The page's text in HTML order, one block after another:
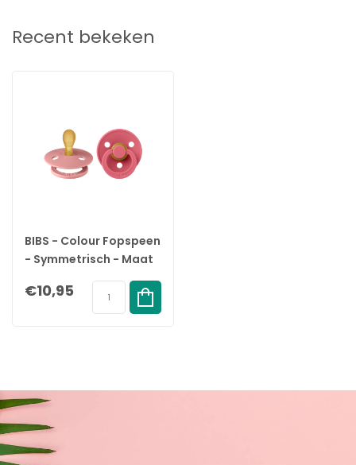
Recent bekeken
BIBS - Colour Fopspeen
- Symmetrisch - Maat
2 - Dusty Pink/Coral
€10,95